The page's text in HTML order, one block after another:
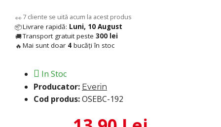
👀 9 cliente se uită acum la acest produs
📦Livrare rapidă: Luni, 10 August
🚚Transport gratuit peste 300 lei
🔥 Mai sunt doar 4 bucăți în stoc
In Stoc
Producator: Everin
Cod produs:OSEBC-192